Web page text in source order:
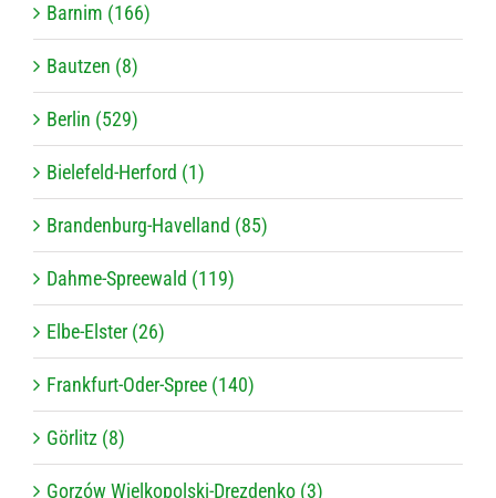
Barnim (166)
Bautzen (8)
Berlin (529)
Bielefeld-Herford (1)
Brandenburg-Havelland (85)
Dahme-Spreewald (119)
Elbe-Elster (26)
Frankfurt-Oder-Spree (140)
Görlitz (8)
Gorzów Wielkopolski-Drezdenko (3)